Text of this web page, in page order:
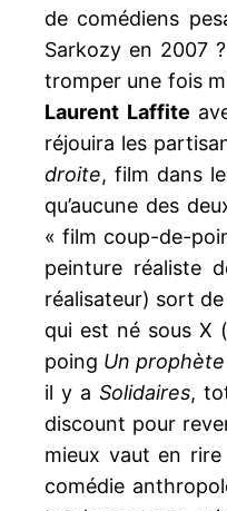
de comédiens
Sarkozy en 2007
tromper une fois
Laurent Laffite
réjouira les
droite, film dans
qu’aucune des
« film coup-de-
peinture réaliste
réalisateur) sort
qui est né sous X
poing Un prophète
il y aSolidaires,
discount pour
mieux vaut en
comédie